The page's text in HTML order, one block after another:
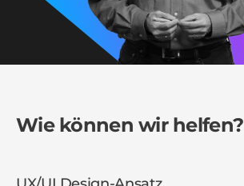
Wie können wir helfen?